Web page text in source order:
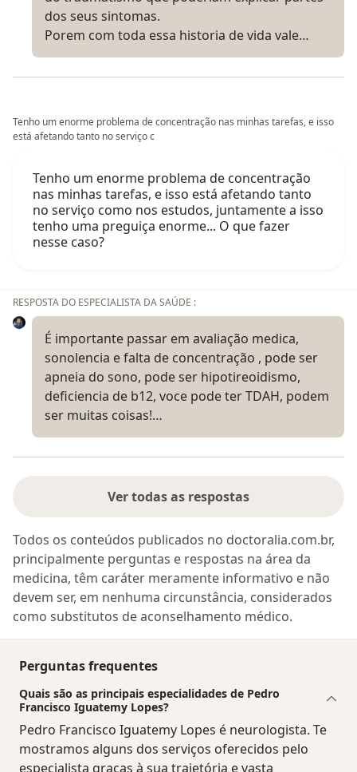
dos seus sintomas.
Porem com toda essa historia de vida vale…
Tenho um enorme problema de concentração nas minhas tarefas, e isso
está afetando tanto no serviço c
Tenho um enorme problema de concentração
nas minhas tarefas, e isso está afetando tanto
no serviço como nos estudos, juntamente a isso
tenho uma preguiça enorme... O que fazer
nesse caso?
RESPOSTA DO ESPECIALISTA DA SAÚDE :
É importante passar em avaliação medica,
sonolencia e falta de concentração , pode ser
apneia do sono, pode ser hipotireoidismo,
deficiencia de b12, voce pode ter TDAH, podem
ser muitas coisas!…
Ver todas as respostas
Todos os conteúdos publicados no doctoralia.com.br,
principalmente perguntas e respostas na área da
medicina, têm caráter meramente informativo e não
devem ser, em nenhuma circunstância, considerados
como substitutos de aconselhamento médico.
Perguntas frequentes
Quais são as principais especialidades de Pedro
Francisco Iguatemy Lopes?
Pedro Francisco Iguatemy Lopes é neurologista. Te
mostramos alguns dos serviços oferecidos pelo
especialista graças à sua trajetória e vasta